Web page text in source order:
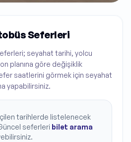
Seferleri
seyahat tarihi, yolcu
planına göre değişiklik
saatlerini görmek için seyahat
yapabilirsiniz.
tarihlerde listelenecek
seferleri bilet arama